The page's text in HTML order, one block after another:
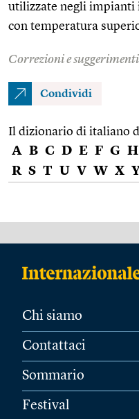
utilizzate negli
con temperatura
Correzioni e suggerimenti
Condividi
Il dizionario di italiano
A B C D E F G H
R S T U V W X
Chi siamo
Contattaci
Sommario
Festival